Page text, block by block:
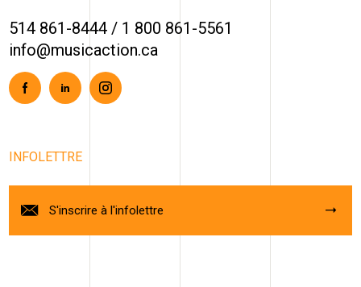
514 861-8444 / 1 800 861-5561
info@musicaction.ca
FacebookLinkedinInstagram
INFOLETTRE
S'inscrire à l'infolettre